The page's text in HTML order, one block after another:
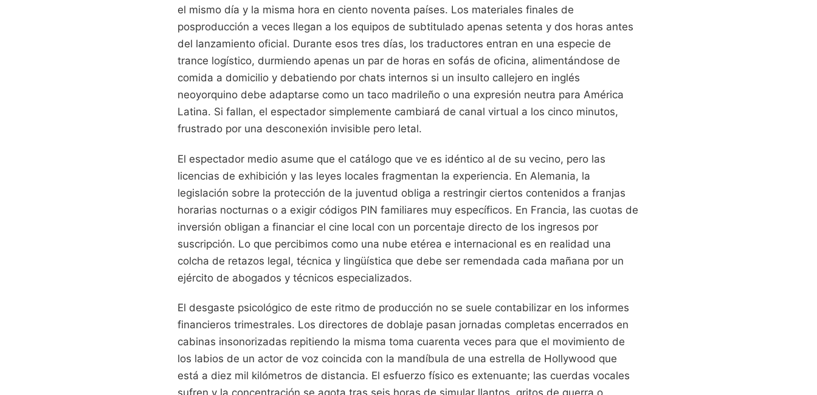
el mismo día y la misma hora en ciento noventa países. Los materiales finales de
posproducción a veces llegan a los equipos de subtitulado apenas setenta y dos horas antes
del lanzamiento oficial. Durante esos tres días, los traductores entran en una especie de
trance logístico, durmiendo apenas un par de horas en sofás de oficina, alimentándose de
comida a domicilio y debatiendo por chats internos si un insulto callejero en inglés
neoyorquino debe adaptarse como un taco madrileño o una expresión neutra para América
Latina. Si fallan, el espectador simplemente cambiará de canal virtual a los cinco minutos,
frustrado por una desconexión invisible pero letal.
El espectador medio asume que el catálogo que ve es idéntico al de su vecino, pero las
licencias de exhibición y las leyes locales fragmentan la experiencia. En Alemania, la
legislación sobre la protección de la juventud obliga a restringir ciertos contenidos a franjas
horarias nocturnas o a exigir códigos PIN familiares muy específicos. En Francia, las cuotas de
inversión obligan a financiar el cine local con un porcentaje directo de los ingresos por
suscripción. Lo que percibimos como una nube etérea e internacional es en realidad una
colcha de retazos legal, técnica y lingüística que debe ser remendada cada mañana por un
ejército de abogados y técnicos especializados.
El desgaste psicológico de este ritmo de producción no se suele contabilizar en los informes
financieros trimestrales. Los directores de doblaje pasan jornadas completas encerrados en
cabinas insonorizadas repitiendo la misma toma cuarenta veces para que el movimiento de
los labios de un actor de voz coincida con la mandíbula de una estrella de Hollywood que
está a diez mil kilómetros de distancia. El esfuerzo físico es extenuante; las cuerdas vocales
sufren y la concentración se agota tras seis horas de simular llantos, gritos de guerra o